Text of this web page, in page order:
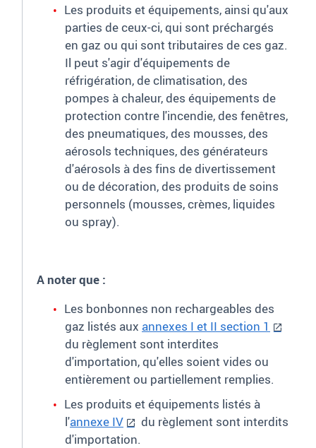
Les produits et équipements, ainsi qu'aux
parties de ceux-ci, qui sont préchargés
en gaz ou qui sont tributaires de ces gaz.
Il peut s'agir d'équipements de
réfrigération, de climatisation, des
pompes à chaleur, des équipements de
protection contre l'incendie, des fenêtres,
des pneumatiques, des mousses, des
aérosols techniques, des générateurs
d'aérosols à des fins de divertissement
ou de décoration, des produits de soins
personnels (mousses, crèmes, liquides
ou spray).
A noter que :
Les bonbonnes non rechargeables des
gaz listés aux annexes I et II section 1
du règlement sont interdites
d'importation, qu'elles soient vides ou
entièrement ou partiellement remplies.
Les produits et équipements listés à
l'annexe IV
du règlement sont interdits
d'importation.